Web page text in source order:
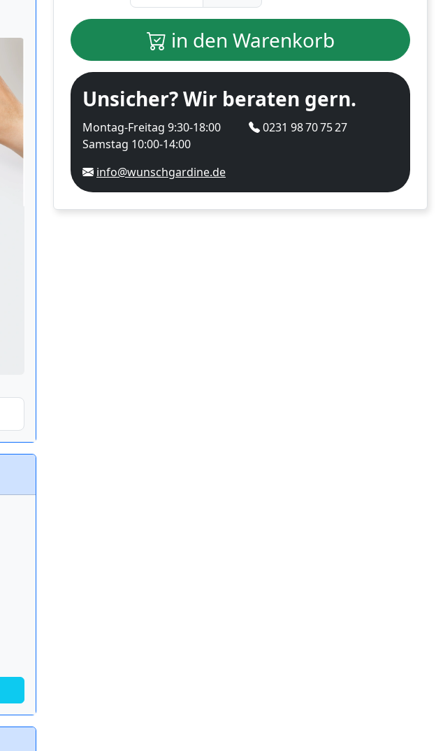
in den Warenkorb
Unsicher? Wir beraten gern.
Montag-Freitag 9:30-18:00
Samstag 10:00-14:00
0231 98 70 75 27
info@wunschgardine.de